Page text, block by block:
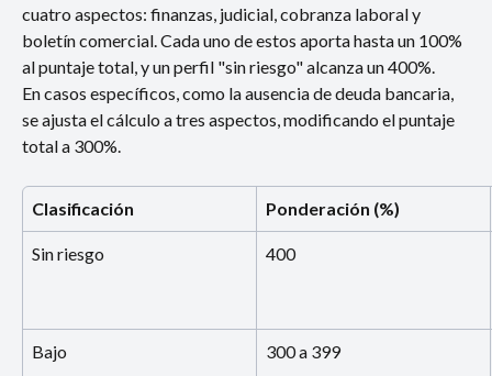
cuatro aspectos: finanzas, judicial, cobranza laboral y
boletín comercial. Cada uno de estos aporta hasta un 100%
al puntaje total, y un perfil "sin riesgo" alcanza un 400%.
En casos específicos, como la ausencia de deuda bancaria,
se ajusta el cálculo a tres aspectos, modificando el puntaje
total a 300%.
Clasificación Ponderación (%)
Sin riesgo 400
Bajo 300 a 399